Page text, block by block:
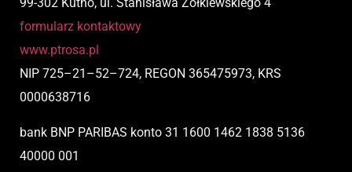
formularz kontaktowy
www.ptrosa.pl
NIP 725–21 –52–724, REGON 365475973, KRS
0000638716
bank BNP PARIBAS konto 31 1600 1462 1838 5136
40000 001